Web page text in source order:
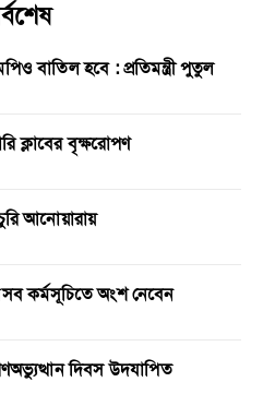
বাতিল হবে : প্রতিমন্ত্রী পুতুল
ক্লাবের বৃক্ষরোপণ
আনোয়ারায়
যেসব কর্মসূচিতে অংশ নেবেন
দিবস উদযাপিত